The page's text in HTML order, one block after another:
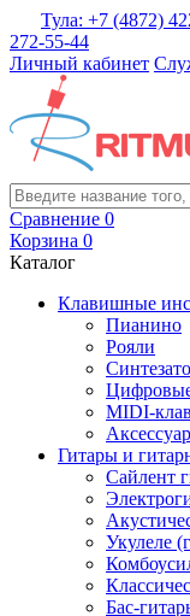
Тула: +7 (4872)
272-55-44
Личный кабинет
Сравнение 0
Корзина 0
Каталог
Клавишные
Пианино
Рояли
MIDI-
Гитары и
Сайлент
Укулеле
Бас-